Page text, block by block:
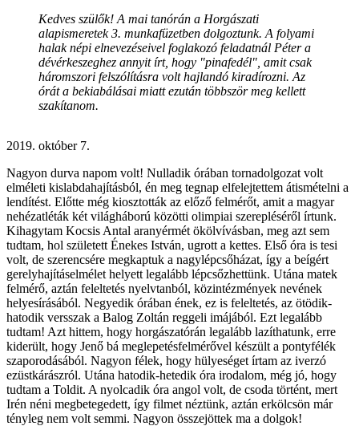
Kedves szülők! A mai tanórán a Horgászati
alapismeretek 3. munkafüzetben dolgoztunk. A folyami
halak népi elnevezéseivel foglakozó feladatnál Péter a
dévérkeszeghez annyit írt, hogy "pinafedél", amit csak
háromszori felszólításra volt hajlandó kiradírozni. Az
órát a bekiabálásai miatt ezután többször meg kellett
szakítanom.
2019. október 7.
Nagyon durva napom volt! Nulladik órában tornadolgozat volt
elméleti kislabdahajításból, én meg tegnap elfelejtettem átismételni a
lendítést. Előtte még kiosztották az előző felmérőt, amit a magyar
nehézatléták két világháború közötti olimpiai szerepléséről írtunk.
Kihagytam Kocsis Antal aranyérmét ökölvívásban, meg azt sem
tudtam, hol született Énekes István, ugrott a kettes. Első óra is tesi
volt, de szerencsére megkaptuk a nagylépcsőházat, így a beígért
gerelyhajításelmélet helyett legalább lépcsőzhettünk. Utána matek
felmérő, aztán feleltetés nyelvtanból, közintézmények nevének
helyesírásából. Negyedik órában ének, ez is feleltetés, az ötödik-
hatodik versszak a Balog Zoltán reggeli imájából. Ezt legalább
tudtam! Azt hittem, hogy horgászatórán legalább lazíthatunk, erre
kiderült, hogy Jenő bá meglepetésfelmérővel készült a pontyfélék
szaporodásából. Nagyon félek, hogy hülyeséget írtam az iverzó
ezüstkárászról. Utána hatodik-hetedik óra irodalom, még jó, hogy
tudtam a Toldit. A nyolcadik óra angol volt, de csoda történt, mert
Irén néni megbetegedett, így filmet néztünk, aztán erkölcsön már
tényleg nem volt semmi. Nagyon összejöttek ma a dolgok!